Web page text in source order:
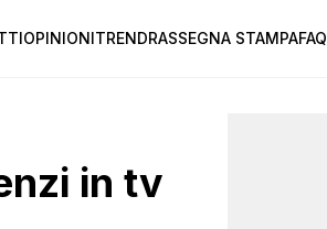
OPINIONITRENDRASSEGNA STAMPAFAQ
in tv